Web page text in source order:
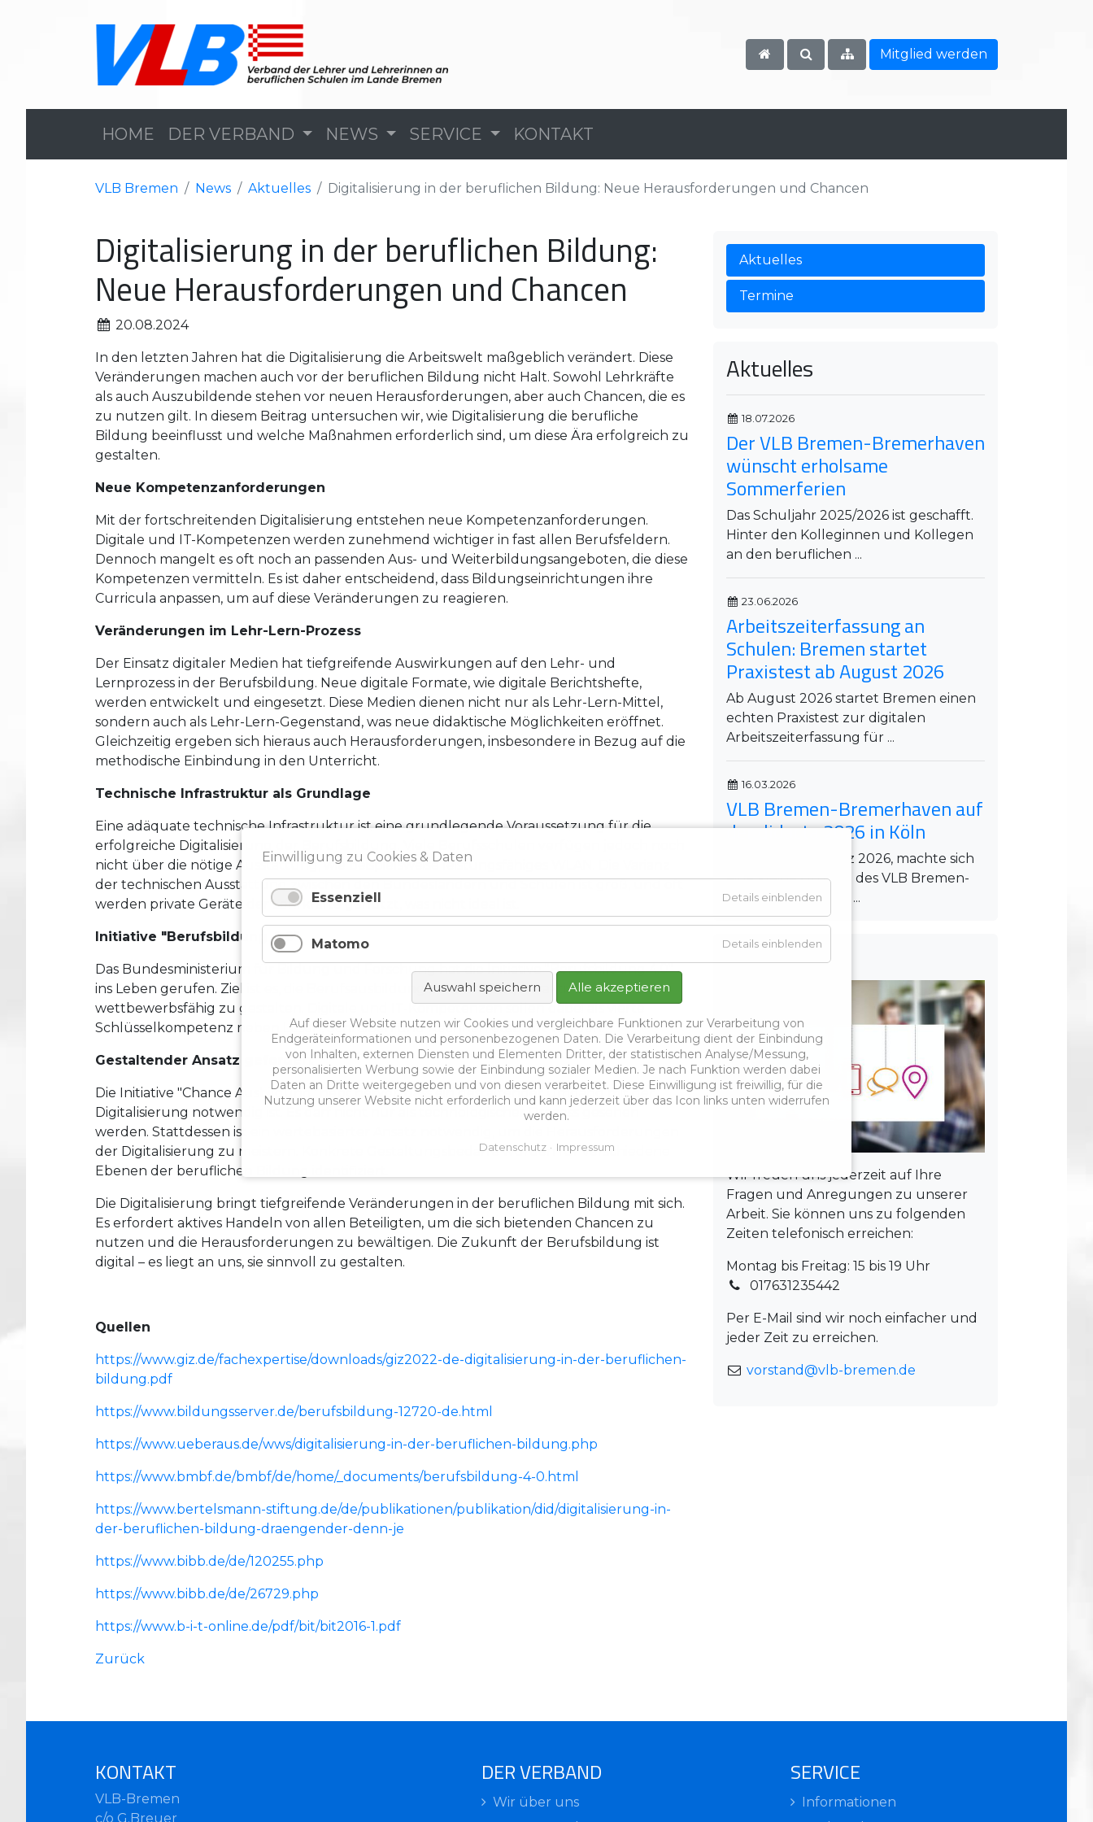
Mitglied werden
HOME DER VERBAND NEWS SERVICE KONTAKT
VLB Bremen News Aktuelles Digitalisierung in der beruflichen Bildung: Neue Herausforderungen und Chancen
Digitalisierung in der beruflichen Bildung:
Neue Herausforderungen und Chancen
20.08.2024
In den letzten Jahren hat die Digitalisierung die Arbeitswelt maßgeblich verändert. Diese
Veränderungen machen auch vor der beruflichen Bildung nicht Halt. Sowohl Lehrkräfte
als auch Auszubildende stehen vor neuen Herausforderungen, aber auch Chancen, die es
zu nutzen gilt. In diesem Beitrag untersuchen wir, wie Digitalisierung die berufliche
Bildung beeinflusst und welche Maßnahmen erforderlich sind, um diese Ära erfolgreich zu
gestalten.
Neue Kompetenzanforderungen
Mit der fortschreitenden Digitalisierung entstehen neue Kompetenzanforderungen.
Digitale und IT-Kompetenzen werden zunehmend wichtiger in fast allen Berufsfeldern.
Dennoch mangelt es oft noch an passenden Aus- und Weiterbildungsangeboten, die diese
Kompetenzen vermitteln. Es ist daher entscheidend, dass Bildungseinrichtungen ihre
Curricula anpassen, um auf diese Veränderungen zu reagieren.
Veränderungen im Lehr-Lern-Prozess
Der Einsatz digitaler Medien hat tiefgreifende Auswirkungen auf den Lehr- und
Lernprozess in der Berufsbildung. Neue digitale Formate, wie digitale Berichtshefte,
werden entwickelt und eingesetzt. Diese Medien dienen nicht nur als Lehr-Lern-Mittel,
sondern auch als Lehr-Lern-Gegenstand, was neue didaktische Möglichkeiten eröffnet.
Gleichzeitig ergeben sich hieraus auch Herausforderungen, insbesondere in Bezug auf die
methodische Einbindung in den Unterricht.
Technische Infrastruktur als Grundlage
Eine adäquate technische Infrastruktur ist eine grundlegende Voraussetzung für die
erfolgreiche Digitalisierung der Berufsbildung. Viele Berufsschulen verfügen jedoch noch
nicht über die nötige Ausstattung, wie beispielsweise leistungsfähiges WLAN. Die Varianz
der technischen Ausstattung zwischen den Bundesländern und Schulen ist groß, und oft
werden private Geräte der Lehrkräfte genutzt, was nicht ideal ist.
Initiative "Berufsbildung 4.0"
Das Bundesministerium für Bildung und Forschung hat die Initiative "Berufsbildung 4.0"
ins Leben gerufen. Ziel ist es, die Berufsausbildung zukunftsfest, attraktiv und
wettbewerbsfähig zu gestalten. Digitale und IT-Kompetenzen sollen dabei als vierte
Schlüsselkompetenz neben Lesen, Schreiben und Rechnen etabliert werden.
Gestaltender Ansatz gefordert
Die Initiative "Chance Ausbildung" hebt hervor, dass ein gestaltender Umgang mit der
Digitalisierung notwendig ist. Es darf nicht nur als technologischer Prozess gesehen
werden. Stattdessen ist ein wertebasierter Ansatz notwendig, um die Herausforderungen
der Digitalisierung zu meistern. Konkrete Gestaltungsbedarfe wurden für verschiedene
Ebenen der beruflichen Bildung identifiziert.
Die Digitalisierung bringt tiefgreifende Veränderungen in der beruflichen Bildung mit sich.
Es erfordert aktives Handeln von allen Beteiligten, um die sich bietenden Chancen zu
nutzen und die Herausforderungen zu bewältigen. Die Zukunft der Berufsbildung ist
digital – es liegt an uns, sie sinnvoll zu gestalten.
Quellen
https://www.giz.de/fachexpertise/downloads/giz2022-de-digitalisierung-in-der-beruflichen-
bildung.pdf
https://www.bildungsserver.de/berufsbildung-12720-de.html
https://www.ueberaus.de/wws/digitalisierung-in-der-beruflichen-bildung.php
https://www.bmbf.de/bmbf/de/home/_documents/berufsbildung-4-0.html
https://www.bertelsmann-stiftung.de/de/publikationen/publikation/did/digitalisierung-in-
der-beruflichen-bildung-draengender-denn-je
https://www.bibb.de/de/120255.php
https://www.bibb.de/de/26729.php
https://www.b-i-t-online.de/pdf/bit/bit2016-1.pdf
Zurück
Aktuelles
Termine
Aktuelles
18.07.2026
Der VLB Bremen-Bremerhaven
wünscht erholsame
Sommerferien
Das Schuljahr 2025/2026 ist geschafft.
Hinter den Kolleginnen und Kollegen
an den beruflichen ...
23.06.2026
Arbeitszeiterfassung an
Schulen: Bremen startet
Praxistest ab August 2026
Ab August 2026 startet Bremen einen
echten Praxistest zur digitalen
Arbeitszeiterfassung für ...
16.03.2026
VLB Bremen-Bremerhaven auf
der didacta 2026 in Köln
Am Freitag, 13. März 2026, machte sich
eine kleine Gruppe des VLB Bremen-
Bremerhaven früh ...
Kontakt
Wir freuen uns jederzeit auf Ihre
Fragen und Anregungen zu unserer
Arbeit. Sie können uns zu folgenden
Zeiten telefonisch erreichen:
Montag bis Freitag: 15 bis 19 Uhr
017631235442
Per E-Mail sind wir noch einfacher und
jeder Zeit zu erreichen.
vorstand@vlb-bremen.de
KONTAKT
VLB-Bremen
c/o G.Breuer
DER VERBAND
Wir über uns
SERVICE
Informationen
Einwilligung zu Cookies & Daten
Essenziell Details einblenden
Matomo Details einblenden
Auswahl speichern Alle akzeptieren
Auf dieser Website nutzen wir Cookies und vergleichbare Funktionen zur Verarbeitung von
Endgeräteinformationen und personenbezogenen Daten. Die Verarbeitung dient der Einbindung
von Inhalten, externen Diensten und Elementen Dritter, der statistischen Analyse/Messung,
personalisierten Werbung sowie der Einbindung sozialer Medien. Je nach Funktion werden dabei
Daten an Dritte weitergegeben und von diesen verarbeitet. Diese Einwilligung ist freiwillig, für die
Nutzung unserer Website nicht erforderlich und kann jederzeit über das Icon links unten widerrufen
werden.
Datenschutz Impressum